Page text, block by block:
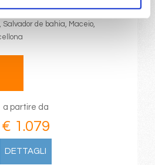
Salvador de bahia, Maceio,
a partire da
€ 1.079
DETTAGLI